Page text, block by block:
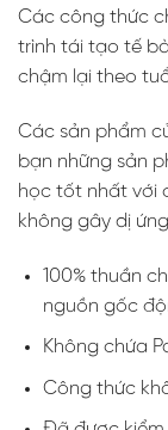
Các công thức
trình tái tạo tế
chậm lại theo
Các sản phẩm
bạn những sản
học tốt nhất với
không gây dị
100% thuần
nguồn gốc
Không chứa
Công thức